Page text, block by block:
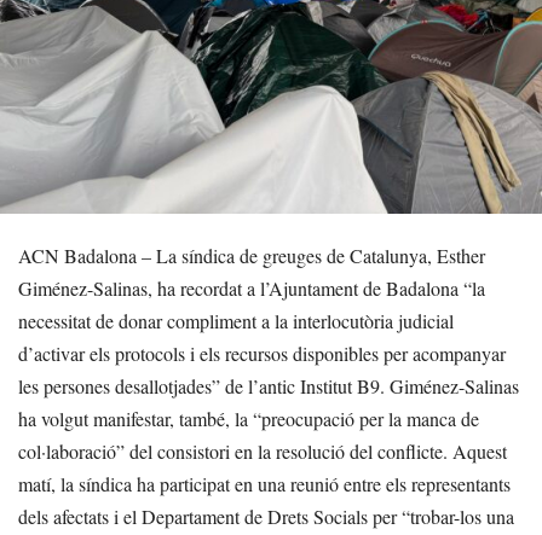
ACN Badalona – La síndica de greuges de Catalunya, Esther
Giménez-Salinas, ha recordat a l’Ajuntament de Badalona “la
necessitat de donar compliment a la interlocutòria judicial
d’activar els protocols i els recursos disponibles per acompanyar
les persones desallotjades” de l’antic Institut B9. Giménez-Salinas
ha volgut manifestar, també, la “preocupació per la manca de
col·laboració” del consistori en la resolució del conflicte. Aquest
matí, la síndica ha participat en una reunió entre els representants
dels afectats i el Departament de Drets Socials per “trobar-los una